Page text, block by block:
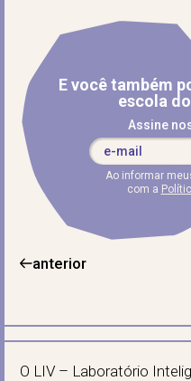
E você também
escola
Assine
Ao informar
com a
anterior
O LIV – Laboratório